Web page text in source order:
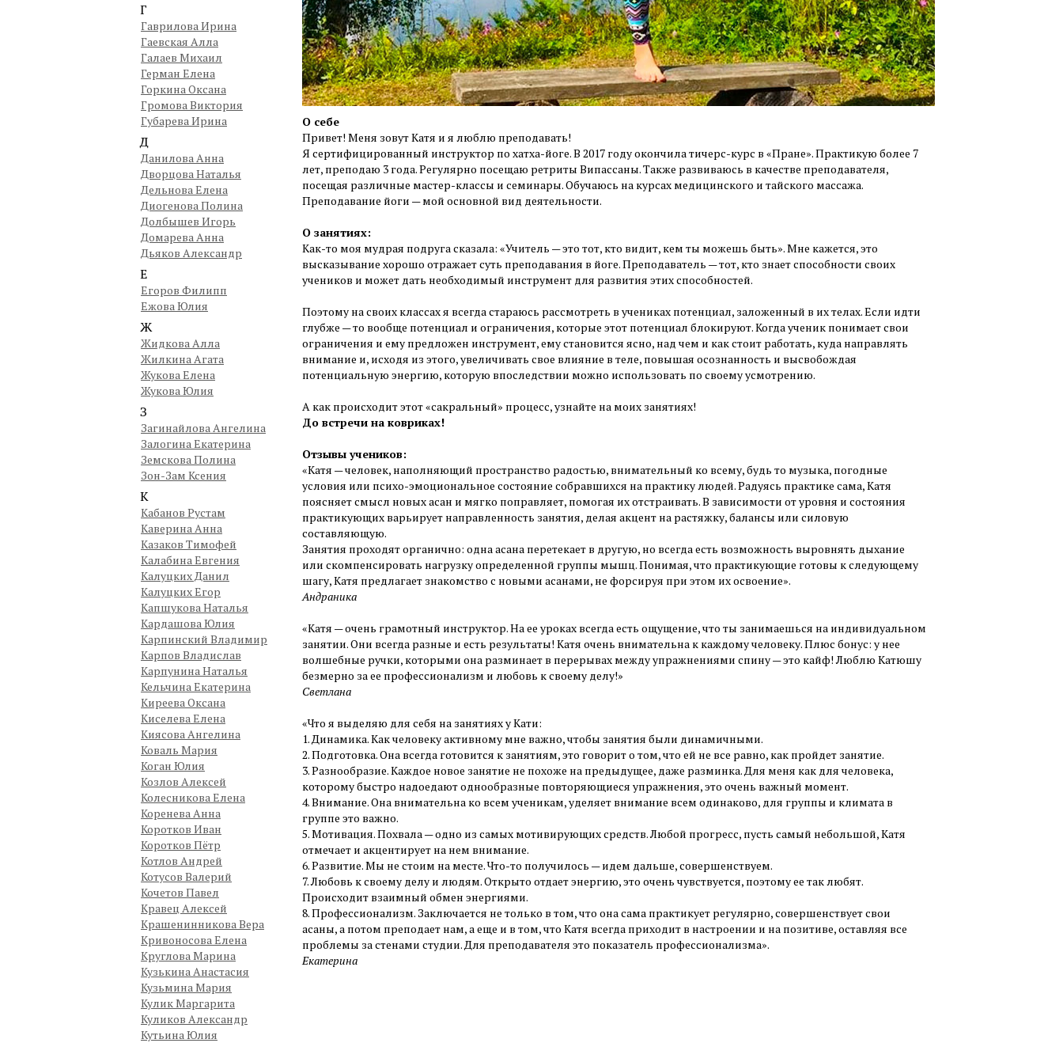
Г
Гаврилова Ирина
Гаевская Алла
Галаев Михаил
Герман Елена
Горкина Оксана
Громова Виктория
Губарева Ирина
Д
Данилова Анна
Дворцова Наталья
Дельнова Елена
Диогенова Полина
Долбышев Игорь
Домарева Анна
Дьяков Александр
Е
Егоров Филипп
Ежова Юлия
Ж
Жидкова Алла
Жилкина Агата
Жукова Елена
Жукова Юлия
З
Загинайлова Ангелина
Залогина Екатерина
Земскова Полина
Зон-Зам Ксения
К
Кабанов Рустам
Каверина Анна
Казаков Тимофей
Калабина Евгения
Калуцких Данил
Калуцких Егор
Капшукова Наталья
Кардашова Юлия
Карпинский Владимир
Карпов Владислав
Карпунина Наталья
Кельчина Екатерина
Киреева Оксана
Киселева Елена
Киясова Ангелина
Коваль Мария
Коган Юлия
Козлов Алексей
Колесникова Елена
Коренева Анна
Коротков Иван
Коротков Пётр
Котлов Андрей
Котусов Валерий
Кочетов Павел
Кравец Алексей
Крашенинникова Вера
Кривоносова Елена
Круглова Марина
Кузькина Анастасия
Кузьмина Мария
Кулик Маргарита
Куликов Александр
Кутьина Юлия
О себе
Привет! Меня зовут Катя и я люблю преподавать!
Я сертифицированный инструктор по хатха-йоге. В 2017 году окончила тичерс-курс в «Пране». Практикую более 7
лет, преподаю 3 года. Регулярно посещаю ретриты Випассаны. Также развиваюсь в качестве преподавателя,
посещая различные мастер-классы и семинары. Обучаюсь на курсах медицинского и тайского массажа.
Преподавание йоги — мой основной вид деятельности.
О занятиях:
Как-то моя мудрая подруга сказала: «Учитель — это тот, кто видит, кем ты можешь быть». Мне кажется, это
высказывание хорошо отражает суть преподавания в йоге. Преподаватель — тот, кто знает способности своих
учеников и может дать необходимый инструмент для развития этих способностей.
Поэтому на своих классах я всегда стараюсь рассмотреть в учениках потенциал, заложенный в их телах. Если идти
глубже — то вообще потенциал и ограничения, которые этот потенциал блокируют. Когда ученик понимает свои
ограничения и ему предложен инструмент, ему становится ясно, над чем и как стоит работать, куда направлять
внимание и, исходя из этого, увеличивать свое влияние в теле, повышая осознанность и высвобождая
потенциальную энергию, которую впоследствии можно использовать по своему усмотрению.
А как происходит этот «сакральный» процесс, узнайте на моих занятиях!
До встречи на ковриках!
Отзывы учеников:
«Катя — человек, наполняющий пространство радостью, внимательный ко всему, будь то музыка, погодные
условия или психо-эмоциональное состояние собравшихся на практику людей. Радуясь практике сама, Катя
поясняет смысл новых асан и мягко поправляет, помогая их отстраивать. В зависимости от уровня и состояния
практикующих варьирует направленность занятия, делая акцент на растяжку, балансы или силовую
составляющую.
Занятия проходят органично: одна асана перетекает в другую, но всегда есть возможность выровнять дыхание
или скомпенсировать нагрузку определенной группы мышц. Понимая, что практикующие готовы к следующему
шагу, Катя предлагает знакомство с новыми асанами, не форсируя при этом их освоение».
Андраника
«Катя — очень грамотный инструктор. На ее уроках всегда есть ощущение, что ты занимаешься на индивидуальном
занятии. Они всегда разные и есть результаты! Катя очень внимательна к каждому человеку. Плюс бонус: у нее
волшебные ручки, которыми она разминает в перерывах между упражнениями спину — это кайф! Люблю Катюшу
безмерно за ее профессионализм и любовь к своему делу!»
Светлана
«Что я выделяю для себя на занятиях у Кати:
1. Динамика. Как человеку активному мне важно, чтобы занятия были динамичными.
2. Подготовка. Она всегда готовится к занятиям, это говорит о том, что ей не все равно, как пройдет занятие.
3. Разнообразие. Каждое новое занятие не похоже на предыдущее, даже разминка. Для меня как для человека,
которому быстро надоедают однообразные повторяющиеся упражнения, это очень важный момент.
4. Внимание. Она внимательна ко всем ученикам, уделяет внимание всем одинаково, для группы и климата в
группе это важно.
5. Мотивация. Похвала — одно из самых мотивирующих средств. Любой прогресс, пусть самый небольшой, Катя
отмечает и акцентирует на нем внимание.
6. Развитие. Мы не стоим на месте. Что-то получилось — идем дальше, совершенствуем.
7. Любовь к своему делу и людям. Открыто отдает энергию, это очень чувствуется, поэтому ее так любят.
Происходит взаимный обмен энергиями.
8. Профессионализм. Заключается не только в том, что она сама практикует регулярно, совершенствует свои
асаны, а потом преподает нам, а еще и в том, что Катя всегда приходит в настроении и на позитиве, оставляя все
проблемы за стенами студии. Для преподавателя это показатель профессионализма».
Екатерина